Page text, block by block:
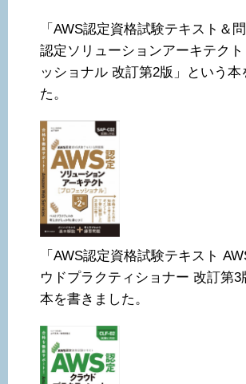
「AWS認定資格試験テキスト＆
認定ソリューションアーキテク
ッショナル 改訂第2版」という本
た。
「AWS認定資格試験テキスト
ウドプラクティショナー 改訂第3
本を書きました。